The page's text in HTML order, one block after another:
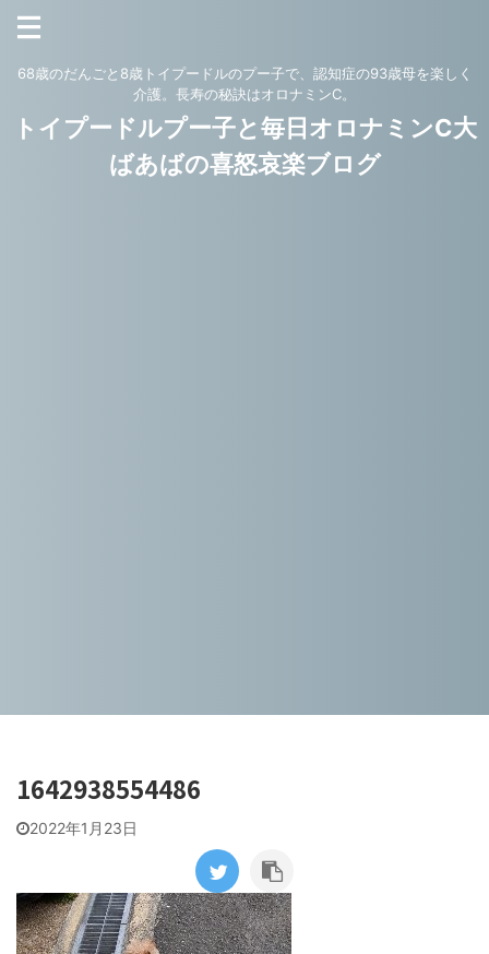
68歳のだんごと8歳トイプードルのプー子で、認知症の93歳母を楽しく
介護。長寿の秘訣はオロナミンC。
トイプードルプー子と毎日オロナミンC大
ばあばの喜怒哀楽ブログ
1642938554486
2022年1月23日